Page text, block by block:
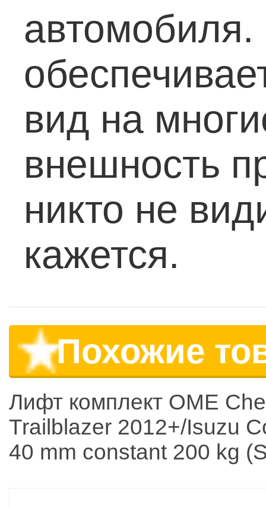
вид на
внешность
никто не
кажется.
Похожие
Лифт комплект OME
Trailblazer 2012+/Isuzu
40 mm constant 200 kg